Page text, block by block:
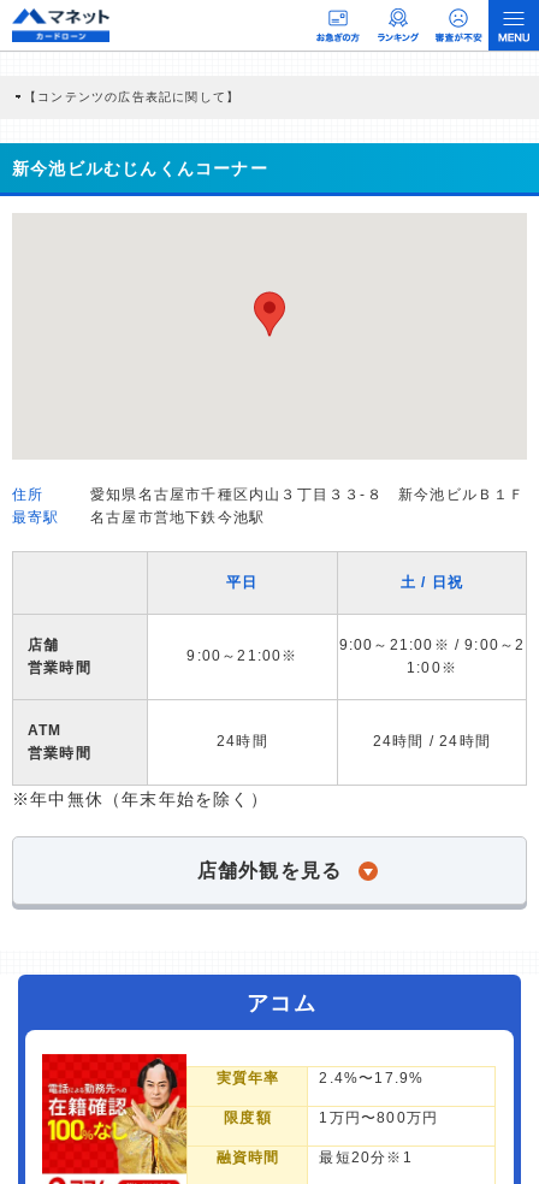
【コンテンツの広告表記に関して】
商品を根拠なくPRするものではなく、当編集部の調査／ユーザーへの口コミ収集な
どに基づき、公平性を担保した情報提供を行っています。
>提携企業一覧
新今池ビルむじんくんコーナー
住所
愛知県名古屋市千種区内山３丁目３３-８ 新今池ビルＢ１Ｆ
最寄駅
名古屋市営地下鉄今池駅
平日 土 / 日祝
店舗
営業時間
9:00～21:00※
9:00～21:00※ / 9:00～2
1:00※
ATM
営業時間
24時間 24時間 / 24時間
※年中無休（年末年始を除く）
店舗外観を見る
アコム
実質年率 2.4%〜17.9%
限度額 1万円〜800万円
融資時間 最短20分※1